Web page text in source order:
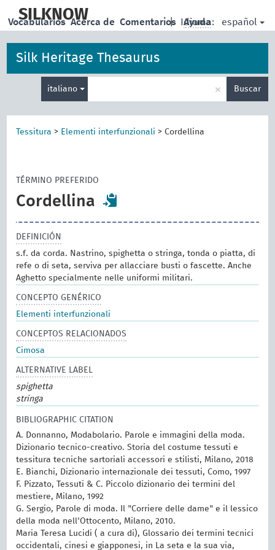
main
SILKNOW | Idioma: español
Vocabularios Acerca de Comentarios Ayuda
Silk Heritage Thesaurus
italiano × Buscar
Tessitura > Elementi interfunzionali > Cordellina
TÉRMINO PREFERIDO
Cordellina
DEFINICIÓN
s.f. da corda. Nastrino, spighetta o stringa, tonda o piatta, di
refe o di seta, serviva per allacciare busti o fascette. Anche
Aghetto specialmente nelle uniformi militari.
CONCEPTO GENÉRICO
Elementi interfunzionali
CONCEPTOS RELACIONADOS
Cimosa
ALTERNATIVE LABEL
spighetta
stringa
BIBLIOGRAPHIC CITATION
A. Donnanno, Modabolario. Parole e immagini della moda.
Dizionario tecnico-creativo. Storia del costume tessuti e
tessitura tecniche sartoriali accessori e stilisti, Milano, 2018
E. Bianchi, Dizionario internazionale dei tessuti, Como, 1997
F. Pizzato, Tessuti & C. Piccolo dizionario dei termini del
mestiere, Milano, 1992
G. Sergio, Parole di moda. Il "Corriere delle dame" e il lessico
della moda nell'Ottocento, Milano, 2010.
Maria Teresa Lucidi ( a cura di), Glossario dei termini tecnici
occidentali, cinesi e giapponesi, in La seta e la sua via,